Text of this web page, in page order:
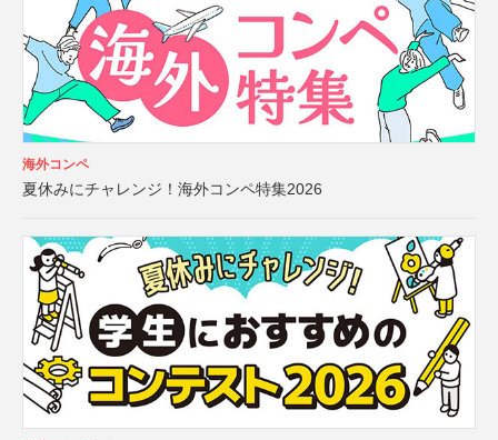
海外コンペ
夏休みにチャレンジ！海外コンペ特集2026